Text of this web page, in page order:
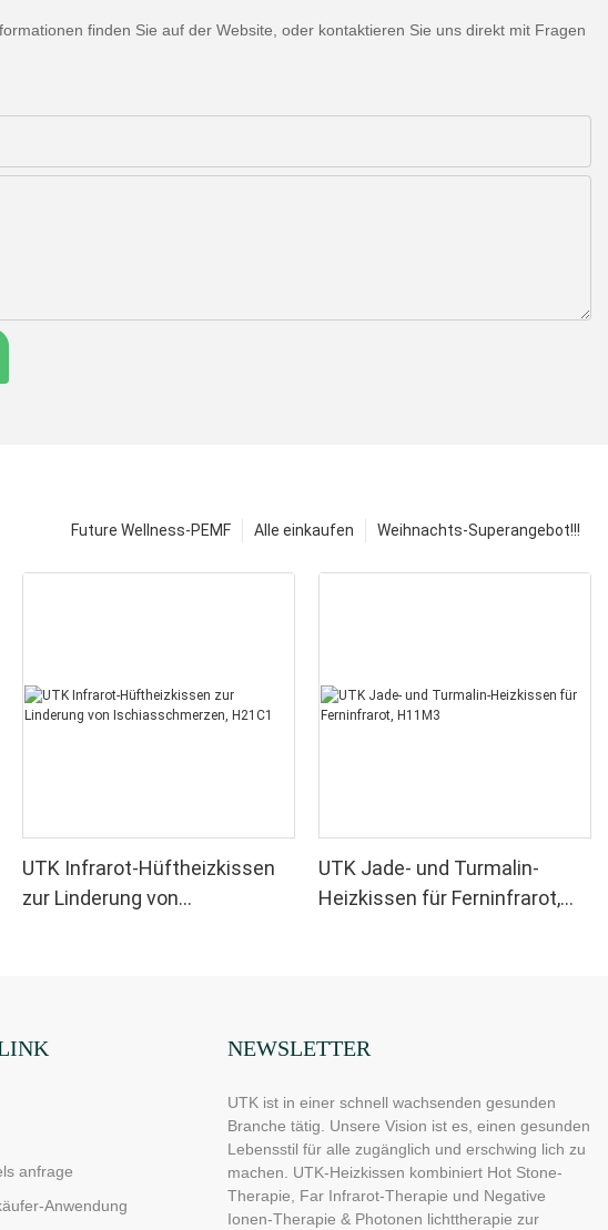
finden Sie auf der Website, oder kontaktieren Sie uns direkt mit Fragen
Weihnachts-Superangebot!!!
Alle einkaufen
Future Wellness-PEMF
UTK Infrarot-Hüftheizkissen
zur Linderung von
UTK Jade- und Turmalin-
Heizkissen für Ferninfrarot,
anfrage
Anwendung
NEWSLETTER
UTK ist in einer schnell wachsenden gesunden
Branche tätig. Unsere Vision ist es, einen gesunden
Lebensstil für alle zugänglich und erschwing lich zu
machen. UTK-Heizkissen kombiniert Hot Stone-
Therapie, Far Infrarot-Therapie und Negative
Ionen-Therapie & Photonen lichttherapie zur